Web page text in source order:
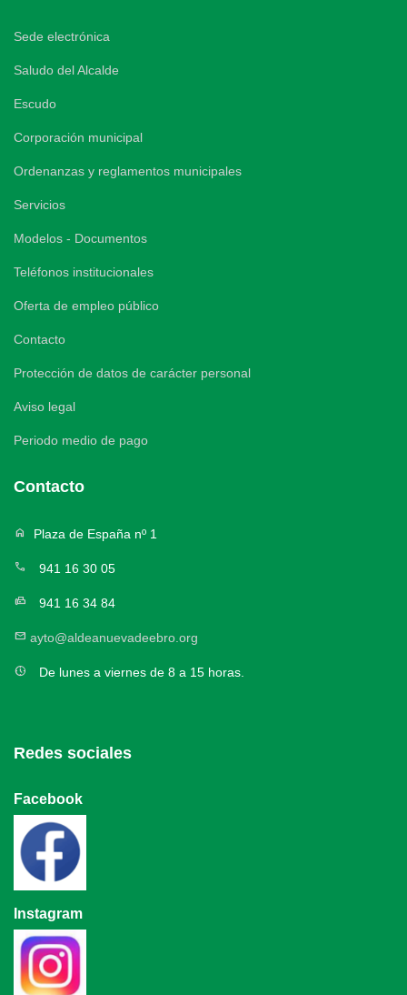
Sede electrónica
Saludo del Alcalde
Escudo
Corporación municipal
Ordenanzas y reglamentos municipales
Servicios
Modelos - Documentos
Teléfonos institucionales
Oferta de empleo público
Contacto
Protección de datos de carácter personal
Aviso legal
Periodo medio de pago
Contacto
home Plaza de España nº 1
call 941 16 30 05
fax 941 16 34 84
mail ayto@aldeanuevadeebro.org
nest_clock_farsight_analog De lunes a viernes de 8 a 15 horas.
Redes sociales
Facebook
Instagram